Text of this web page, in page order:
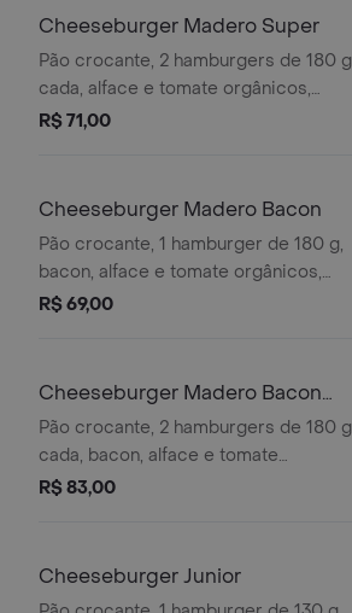
Cheeseburger Madero Super
Pão crocante, 2 hamburgers de 180 g
cada, alface e tomate orgânicos,
queijo tipo cheddar e maionese
R$ 71,00
Cheeseburger Madero Bacon
Pão crocante, 1 hamburger de 180 g,
bacon, alface e tomate orgânicos,
queijo tipo cheddar e maionese
R$ 69,00
Cheeseburger Madero Bacon
Super
Pão crocante, 2 hamburgers de 180 g
cada, bacon, alface e tomate
orgânicos, queijo tipo cheddar e
R$ 83,00
Cheeseburger Junior